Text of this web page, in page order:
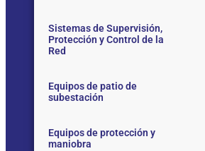
Sistemas de Supervisión,
Protección y Control de la
Red
Equipos de patio de
subestación
Equipos de protección y
maniobra